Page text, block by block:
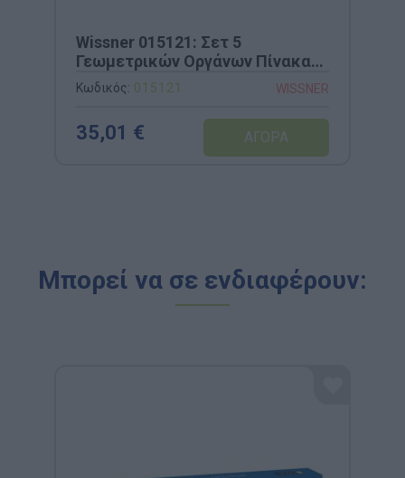
Wissner 015121: Σετ 5
Γεωμετρικών Οργάνων Πίνακα
(RE-Plastic®)
Κωδικός: 015121 WISSNER
35,01 €
Μπορεί να σε ενδιαφέρουν: